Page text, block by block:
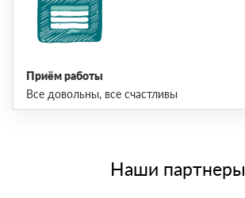
Приём работы
Все довольны, все счастливы
Наши партнеры